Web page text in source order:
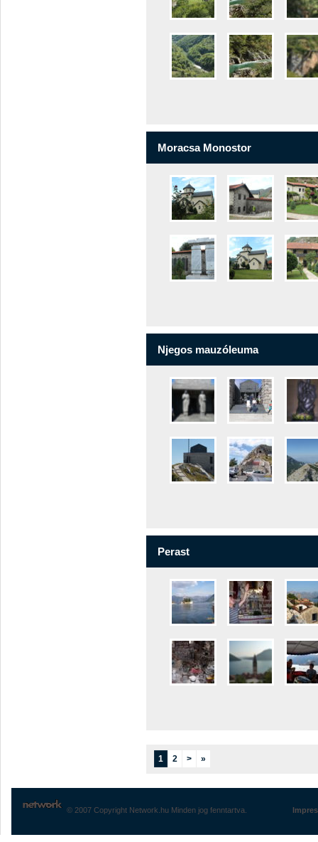
Moracsa Monostor
Njegos mauzóleuma
Perast
1 2 > »
© 2007 Copyright Network.hu Minden jog fenntartva.